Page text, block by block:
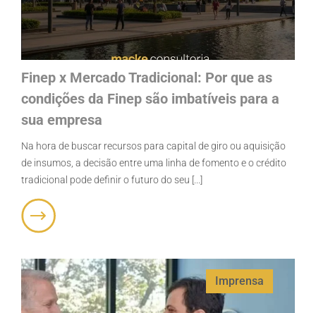
Finep x Mercado Tradicional: Por que as
condições da Finep são imbatíveis para a
sua empresa
Na hora de buscar recursos para capital de giro ou aquisição
de insumos, a decisão entre uma linha de fomento e o crédito
tradicional pode definir o futuro do seu [...]
Imprensa